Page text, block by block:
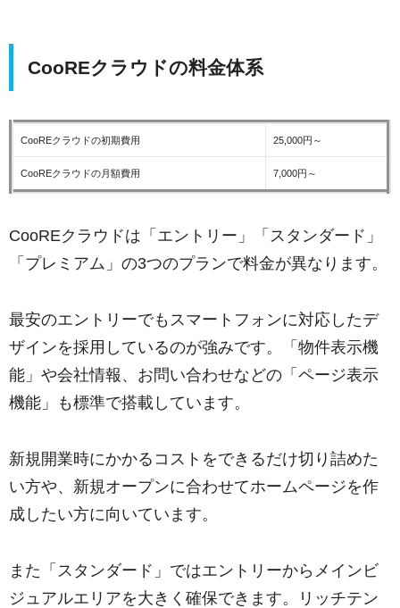
CooREクラウドの料金体系
CooREクラウドの初期費用 25,000円～
CooREクラウドの月額費用 7,000円～
CooREクラウドは「エントリー」「スタンダード」
「プレミアム」の3つのプランで料金が異なります。
最安のエントリーでもスマートフォンに対応したデ
ザインを採用しているのが強みです。「物件表示機
能」や会社情報、お問い合わせなどの「ページ表示
機能」も標準で搭載しています。
新規開業時にかかるコストをできるだけ切り詰めた
い方や、新規オープンに合わせてホームページを作
成したい方に向いています。
また「スタンダード」ではエントリーからメインビ
ジュアルエリアを大きく確保できます。リッチテン